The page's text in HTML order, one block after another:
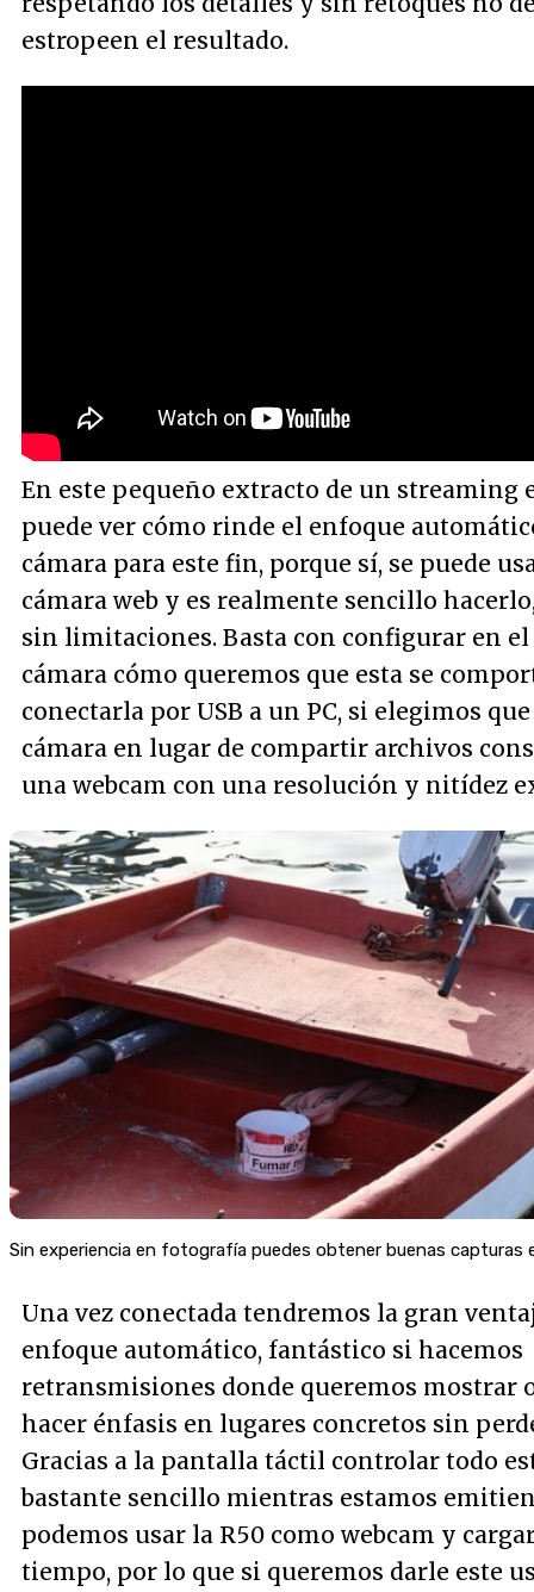
estropeen el resultado.
En este pequeño extracto de un streaming
puede ver cómo rinde el enfoque
cámara para este fin, porque sí, se puede
cámara web y es realmente sencillo
sin limitaciones. Basta con configurar en
cámara cómo queremos que esta se
conectarla por USB a un PC, si elegimos
cámara en lugar de compartir archivos
una webcam con una resolución y nitídez
Sin experiencia en fotografía puedes obtener buenas capturas
Una vez conectada tendremos la gran
enfoque automático, fantástico si hacemos
retransmisiones donde queremos mostrar
hacer énfasis en lugares concretos sin
Gracias a la pantalla táctil controlar todo
bastante sencillo mientras estamos
podemos usar la R50 como webcam y
tiempo, por lo que si queremos darle este